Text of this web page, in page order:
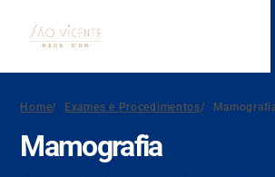
Home/ Exames e Procedimentos/
Mamografia